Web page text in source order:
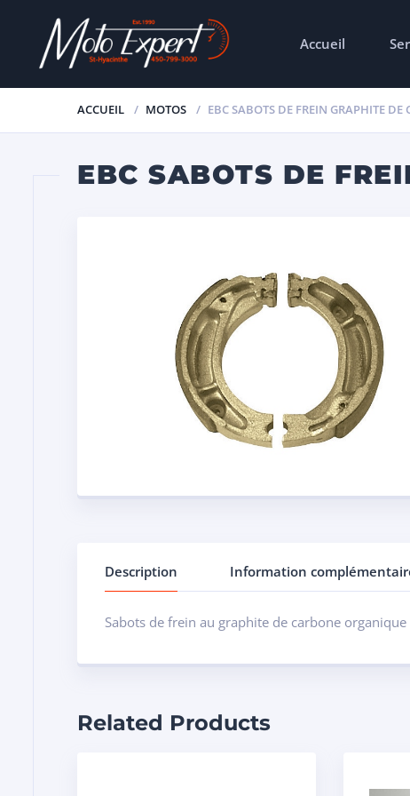
Accueil
ACCUEIL MOTOS EBC SABOTS DE FREIN GRAPHITE
EBC SABOTS DE
Description Information
Sabots de frein au graphite de carbone
Related Products